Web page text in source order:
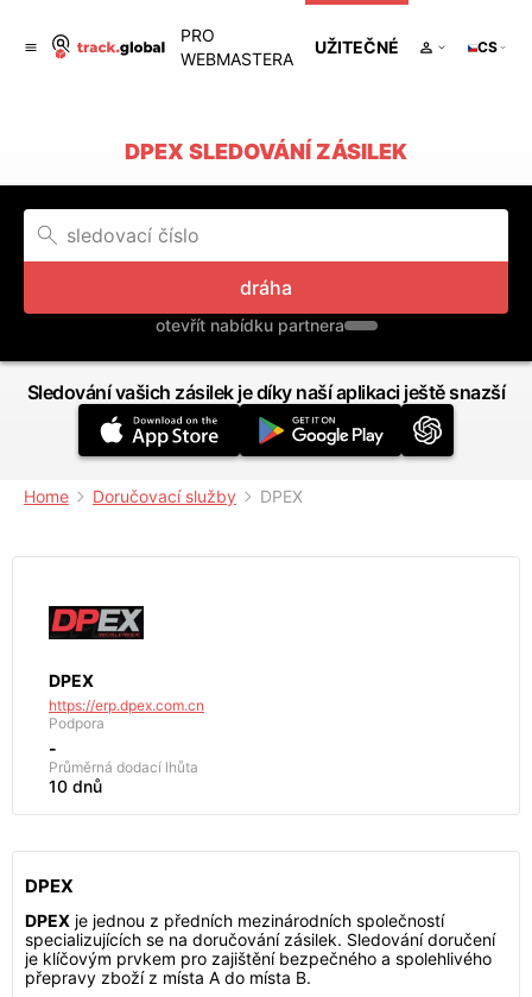
PRO
WEBMASTERA
UŽITEČNÉ CS
DPEX SLEDOVÁNÍ ZÁSILEK
dráha
otevřít nabídku partnera
Sledování vašich zásilek je díky naší aplikaci ještě snazší
Home Doručovací služby DPEX
DPEX
https://erp.dpex.com.cn
Podpora
-
Průměrná dodací lhůta
10 dnů
DPEX
DPEX je jednou z předních mezinárodních společností
specializujících se na doručování zásilek. Sledování doručení
je klíčovým prvkem pro zajištění bezpečného a spolehlivého
přepravy zboží z místa A do místa B.